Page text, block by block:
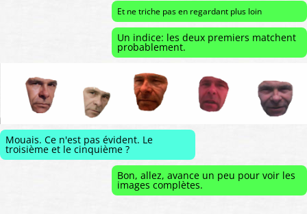
Et ne triche pas en regardant plus loin
Un indice: les deux premiers matchent
probablement.
Mouais. Ce n'est pas évident. Le
troisième et le cinquième ?
Bon, allez, avance un peu pour voir les
images complètes.